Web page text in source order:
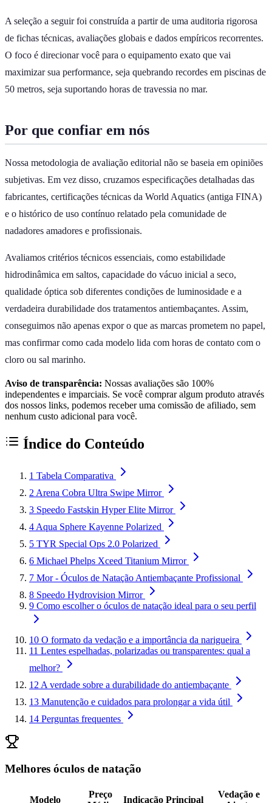
A seleção a seguir foi construída a partir de uma auditoria rigorosa
de fichas técnicas, avaliações globais e dados empíricos recorrentes.
O foco é direcionar você para o equipamento exato que vai
maximizar sua performance, seja quebrando recordes em piscinas de
50 metros, seja suportando horas de travessia no mar.
Por que confiar em nós
Nossa metodologia de avaliação editorial não se baseia em opiniões
subjetivas. Em vez disso, cruzamos especificações detalhadas das
fabricantes, certificações técnicas da World Aquatics (antiga FINA)
e o histórico de uso contínuo relatado pela comunidade de
nadadores amadores e profissionais.
Avaliamos critérios técnicos essenciais, como estabilidade
hidrodinâmica em saltos, capacidade do vácuo inicial a seco,
qualidade óptica sob diferentes condições de luminosidade e a
verdadeira durabilidade dos tratamentos antiembaçantes. Assim,
conseguimos não apenas expor o que as marcas prometem no papel,
mas confirmar como cada modelo lida com horas de contato com o
cloro ou sal marinho.
Aviso de transparência: Nossas avaliações são 100%
independentes e imparciais. Se você comprar algum produto através
dos nossos links, podemos receber uma comissão de afiliado, sem
nenhum custo adicional para você.
Índice do Conteúdo
1 Tabela Comparativa
2 Arena Cobra Ultra Swipe Mirror
3 Speedo Fastskin Hyper Elite Mirror
4 Aqua Sphere Kayenne Polarized
5 TYR Special Ops 2.0 Polarized
6 Michael Phelps Xceed Titanium Mirror
7 Mor - Óculos de Natação Antiembaçante Profissional
8 Speedo Hydrovision Mirror
9 Como escolher o óculos de natação ideal para o seu perfil
10 O formato da vedação e a importância da narigueira
11 Lentes espelhadas, polarizadas ou transparentes: qual a
melhor?
12 A verdade sobre a durabilidade do antiembaçante
13 Manutenção e cuidados para prolongar a vida útil
14 Perguntas frequentes
Melhores óculos de natação
Modelo
Preço
Indicação Principal
Vedação e